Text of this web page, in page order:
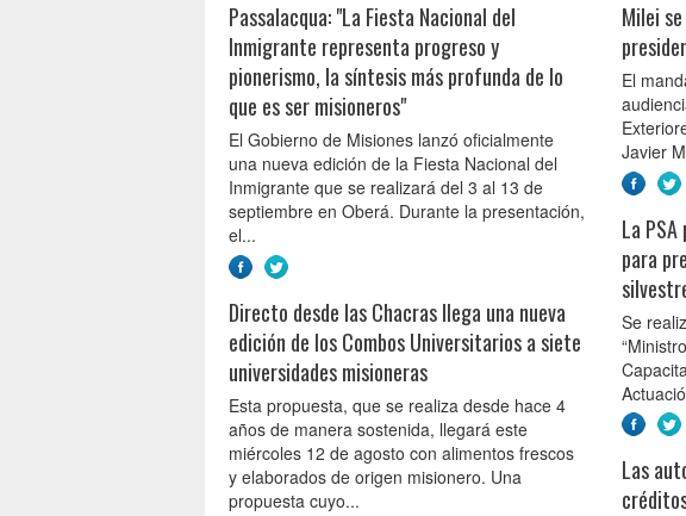
Passalacqua: "La Fiesta Nacional del
Inmigrante representa progreso y
pionerismo, la síntesis más profunda de lo
que es ser misioneros"
El Gobierno de Misiones lanzó oficialmente
una nueva edición de la Fiesta Nacional del
Inmigrante que se realizará del 3 al 13 de
septiembre en Oberá. Durante la presentación,
el...
Directo desde las Chacras llega una nueva
edición de los Combos Universitarios a siete
universidades misioneras
Esta propuesta, que se realiza desde hace 4
años de manera sostenida, llegará este
miércoles 12 de agosto con alimentos frescos
y elaborados de origen misionero. Una
propuesta cuyo...
Milei
El
Javier
La
para
Se
Las